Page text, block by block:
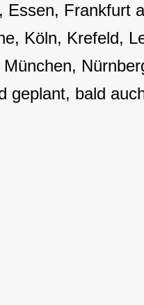
Essen, Frankfurt
Köln, Krefeld,
geplant, bald